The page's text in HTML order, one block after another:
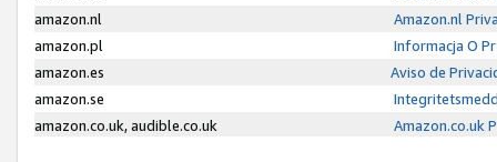
amazon.nl
Amazon.nl
amazon.pl
Informacja O
amazon.es
Aviso de
amazon.se
amazon.co.uk, audible.co.uk
Amazon.co.uk